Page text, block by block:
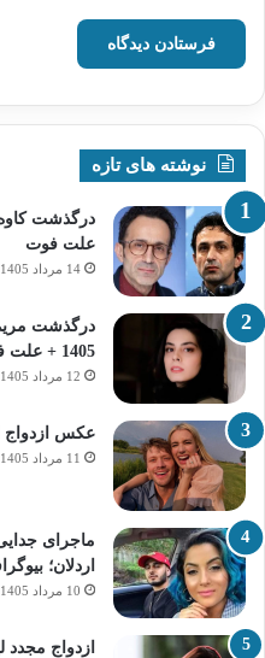
نوشته های تازه
درگذشت کاوه
علت فوت
14 مرداد 1405
1405 + علت فوت
12 مرداد 1405
عکس ازدواج
11 مرداد 1405
ماجرای
اردلان؛
10 مرداد 1405
ازدواج مجدد